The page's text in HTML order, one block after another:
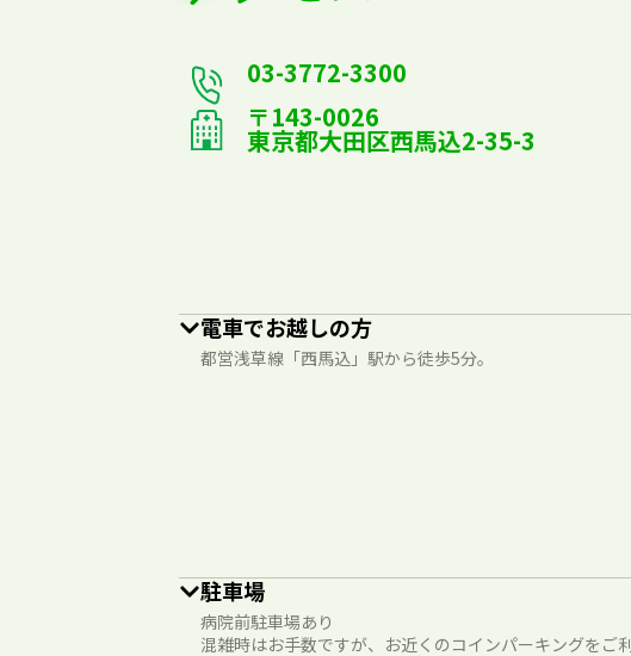
03-3772-3300
〒143-0026
東京都大田区西馬込2-35-3
電車でお越しの方
都営浅草線「西馬込」駅から徒歩5分。
駐車場
病院前駐車場あり
混雑時はお手数ですが、お近くのコインパーキングをご